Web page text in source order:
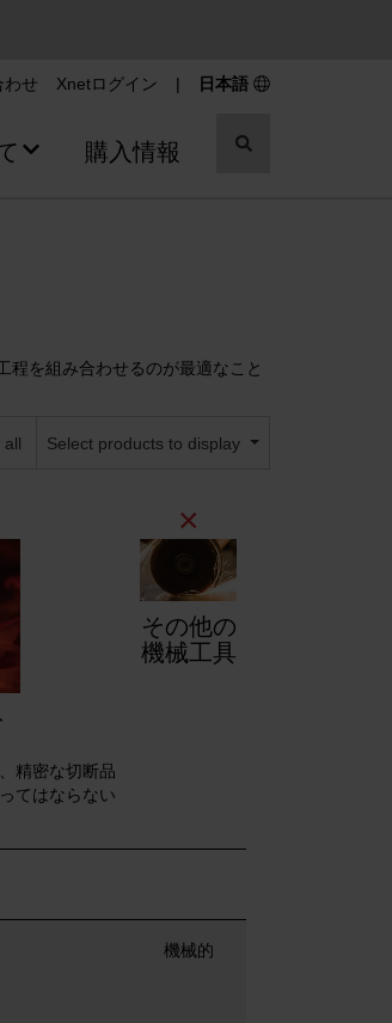
わせ Xnetログイン | 日本語
購入情報
切
程を組み合わせるのが最適なこと
all Select products to display
×
その他の
機械工具
精密な切断品
てはならない
機械的